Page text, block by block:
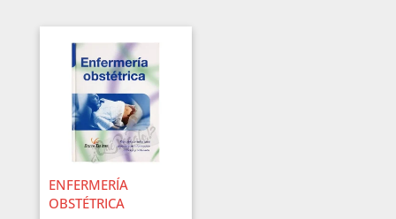
ENFERMERÍA
OBSTÉTRICA